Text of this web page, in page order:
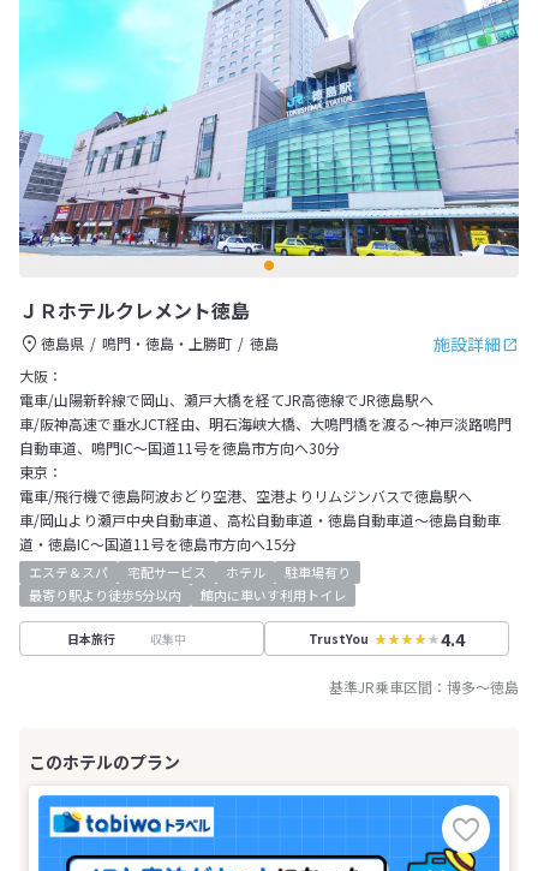
ＪＲホテルクレメント徳島
施設詳細
徳島県 鳴門・徳島・上勝町
徳島
大阪：
電車/山陽新幹線で岡山、瀬戸大橋を経てJR高徳線でJR徳島駅へ
車/阪神高速で垂水JCT経由、明石海峡大橋、大鳴門橋を渡る～神戸淡路鳴門
自動車道、鳴門IC～国道11号を徳島市方向へ30分
東京：
電車/飛行機で徳島阿波おどり空港、空港よりリムジンバスで徳島駅へ
車/岡山より瀬戸中央自動車道、高松自動車道・徳島自動車道～徳島自動車
道・徳島IC～国道11号を徳島市方向へ15分
エステ＆スパ 宅配サービス ホテル
駐車場有り
最寄り駅より徒歩5分以内
館内に車いす利用トイレ
日本旅行 収集中 TrustYou 4.4
基準JR乗車区間： 博多～徳島